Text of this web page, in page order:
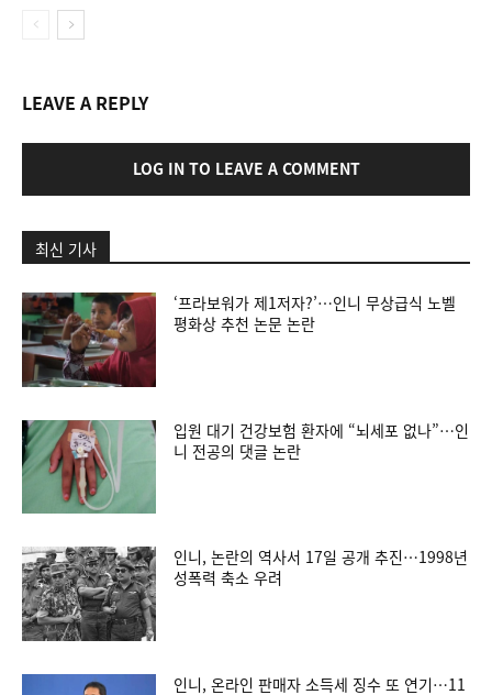
LEAVE A REPLY
LOG IN TO LEAVE A COMMENT
최신 기사
‘프라보워가 제1저자?’…인니 무상급식 노벨
평화상 추천 논문 논란
입원 대기 건강보험 환자에 “뇌세포 없나”…인
니 전공의 댓글 논란
인니, 논란의 역사서 17일 공개 추진…1998년
성폭력 축소 우려
인니, 온라인 판매자 소득세 징수 또 연기…11